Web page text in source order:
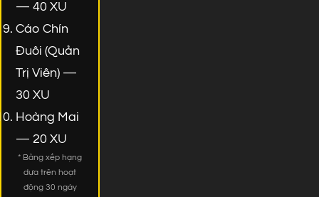
— 40 XU
Cáo Chín
Đuôi (Quản
Trị Viên) —
30 XU
Hoàng Mai
— 20 XU
* Bảng xếp hạng
dựa trên hoạt
động 30 ngày